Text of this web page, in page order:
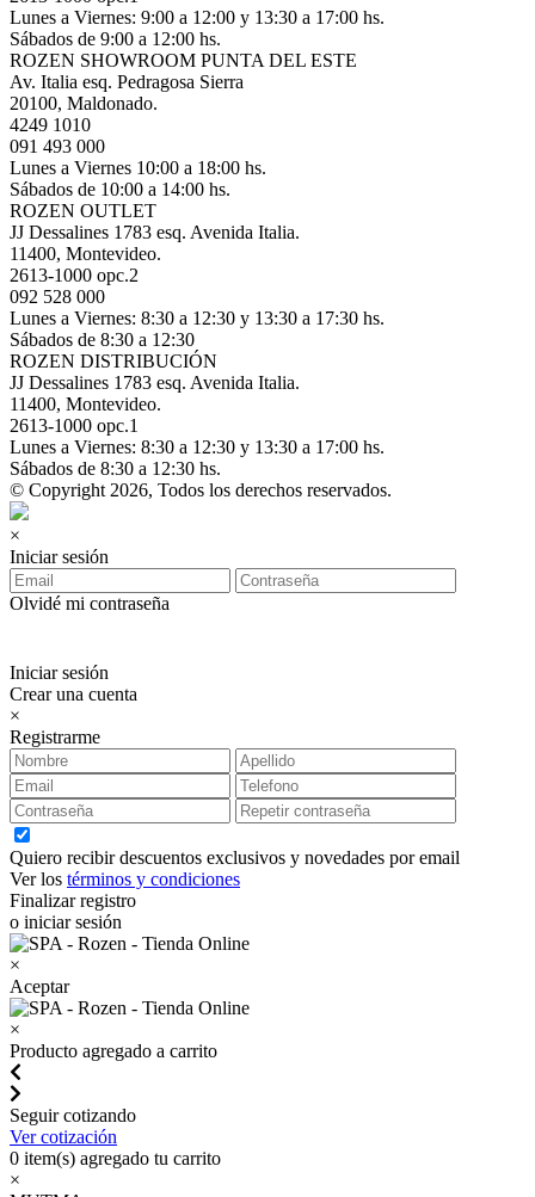
Lunes a Viernes: 9:00 a 12:00 y 13:30 a 17:00 hs.
Sábados de 9:00 a 12:00 hs.
ROZEN SHOWROOM PUNTA DEL ESTE
Av. Italia esq. Pedragosa Sierra
20100, Maldonado.
4249 1010
091 493 000
Lunes a Viernes 10:00 a 18:00 hs.
Sábados de 10:00 a 14:00 hs.
ROZEN OUTLET
JJ Dessalines 1783 esq. Avenida Italia.
11400, Montevideo.
2613-1000 opc.2
092 528 000
Lunes a Viernes: 8:30 a 12:30 y 13:30 a 17:30 hs.
Sábados de 8:30 a 12:30
ROZEN DISTRIBUCIÓN
JJ Dessalines 1783 esq. Avenida Italia.
11400, Montevideo.
2613-1000 opc.1
Lunes a Viernes: 8:30 a 12:30 y 13:30 a 17:00 hs.
Sábados de 8:30 a 12:30 hs.
© Copyright 2026, Todos los derechos reservados.
×
Iniciar sesión
Olvidé mi contraseña
Iniciar sesión
Crear una cuenta
×
Registrarme
Quiero recibir descuentos exclusivos y novedades por email
Ver los términos y condiciones
Finalizar registro
o iniciar sesión
×
Aceptar
×
Producto agregado a carrito
Seguir cotizando
Ver cotización
0 item(s) agregado tu carrito
×